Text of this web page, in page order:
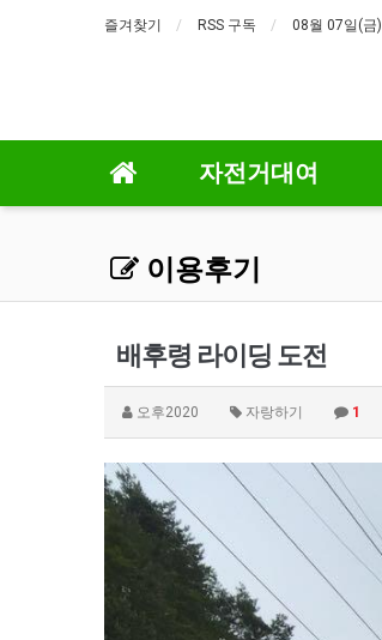
즐겨찾기 RSS 구독 08월 07일(금)
자전거대여
이용후기
배후령 라이딩 도전
오후2020 자랑하기 1